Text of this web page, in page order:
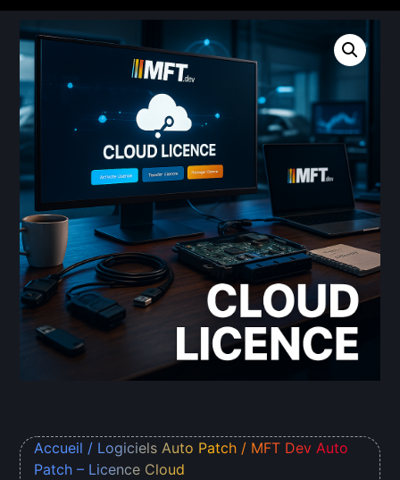
Accueil / Logiciels Auto Patch / MFT Dev Auto
Patch – Licence Cloud